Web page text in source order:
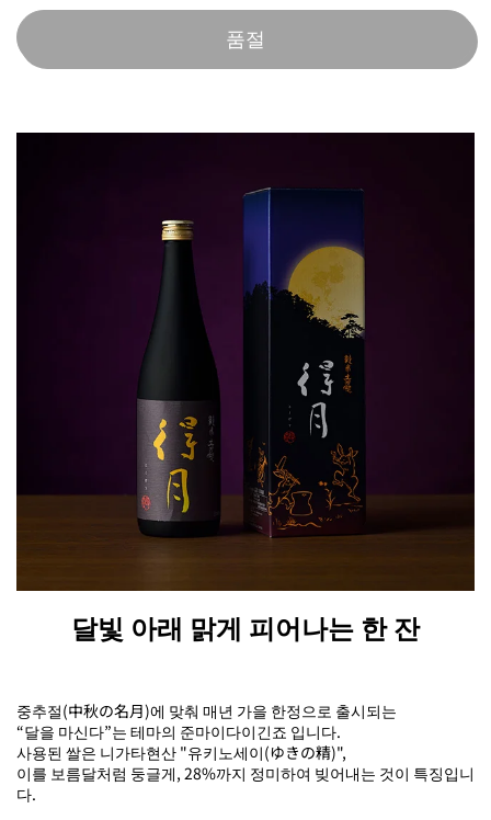
품절
달빛 아래 맑게 피어나는 한 잔
중추절(中秋の名月)에 맞춰 매년 가을 한정으로 출시되는
“달을 마신다”는 테마의 준마이다이긴죠 입니다.
사용된 쌀은 니가타현산 "유키노세이(ゆきの精)",
이를 보름달처럼 둥글게, 28%까지 정미하여 빚어내는 것이 특징입니
다.